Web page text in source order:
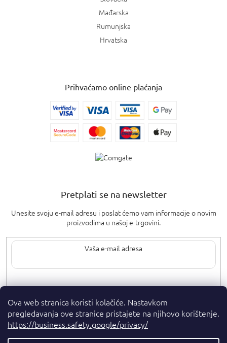
Ova web stranica koristi kolačiće. Nastavkom
pregledavanja ove stranice pristajete na njihovo korištenje.
https://business.safety.google/privacy/
Mađarska
Rumunjska
Hrvatska
Prihvaćamo online plaćanja
Pretplati se na newsletter
Unesite svoju e-mail adresu i poslat ćemo vam informacije o novim
proizvodima u našoj e-trgovini.
Upisom svoje e-pošte pristajete nauvjete privatnosti.